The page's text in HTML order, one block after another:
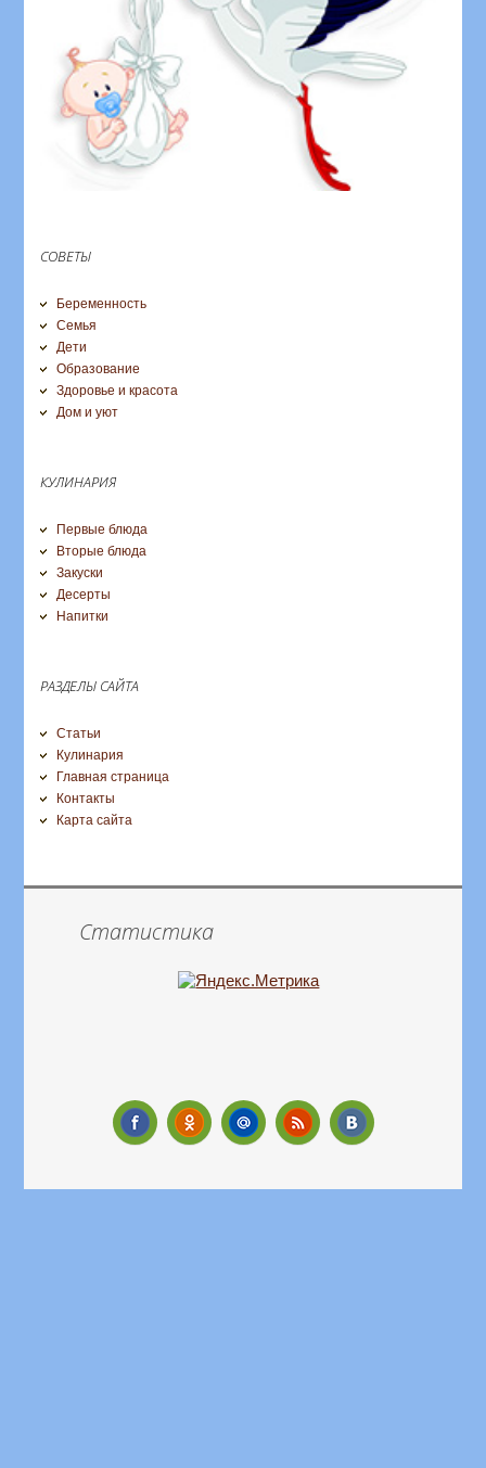
СОВЕТЫ
Беременность
Семья
Дети
Образование
Здоровье и красота
Дом и уют
КУЛИНАРИЯ
Первые блюда
Вторые блюда
Закуски
Десерты
Напитки
РАЗДЕЛЫ САЙТА
Статьи
Кулинария
Главная страница
Контакты
Карта сайта
Статистика